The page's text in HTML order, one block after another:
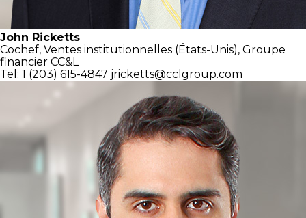
John Ricketts
Cochef, Ventes institutionnelles (États-Unis), Groupe
financier CC&L
Tel: 1 (203) 615-4847 jricketts@cclgroup.com